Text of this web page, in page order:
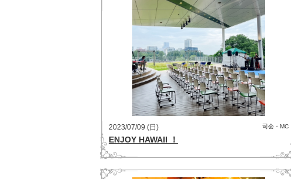
2023/07/09 (日) 司会・MC
ENJOY HAWAII ！